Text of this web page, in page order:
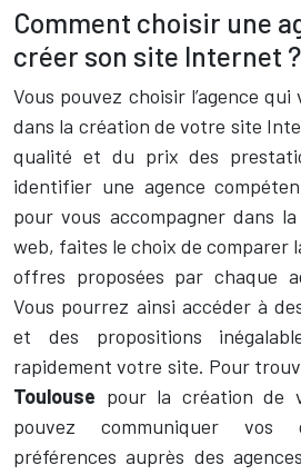
Comment choisir une
créer son site Internet ?
Vous pouvez choisir l’agence
dans la création de votre site
qualité et du prix des
identifier une agence
pour vous accompagner dans
web, faites le choix de comparer
offres proposées par chaque
Vous pourrez ainsi accéder à
et des propositions
rapidement votre site. Pour
Toulouse pour la création de
pouvez communiquer vos
préférences auprès des